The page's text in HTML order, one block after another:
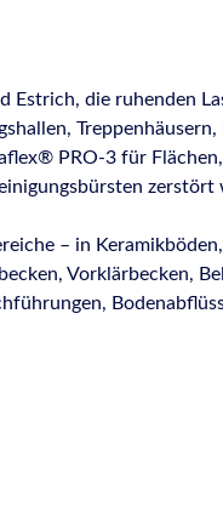
die ruhenden
PRO-3 für
– in
Vorklärbecken,